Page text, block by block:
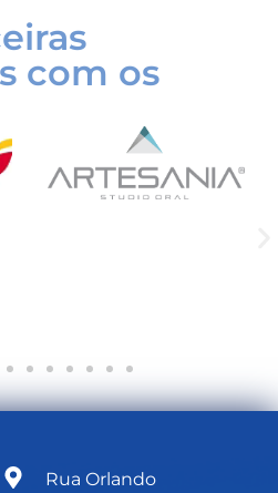
com os
Rua Orlando